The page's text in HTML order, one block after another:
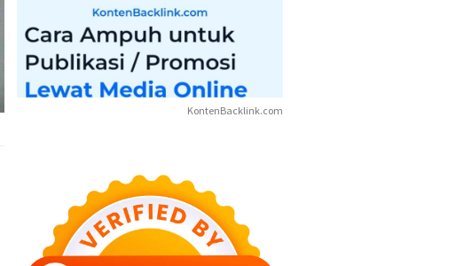
KontenBacklink.com